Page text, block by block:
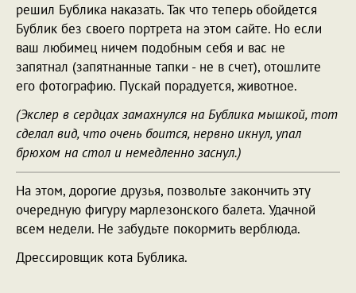
решил Бублика наказать. Так что теперь обойдется
Бублик без своего портрета на этом сайте. Но если
ваш любимец ничем подобным себя и вас не
запятнал (запятнанные тапки - не в счет), отошлите
его фотографию. Пускай порадуется, животное.
(Экслер в сердцах замахнулся на Бублика мышкой, тот
сделал вид, что очень боится, нервно икнул, упал
брюхом на стол и немедленно заснул.)
На этом, дорогие друзья, позвольте закончить эту
очередную фигуру марлезонского балета. Удачной
всем недели. Не забудьте покормить верблюда.
Дрессировщик кота Бублика.